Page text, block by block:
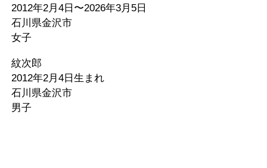
2012年2月4日〜2026年3月5日
石川県金沢市
女子
紋次郎
2012年2月4日生まれ
石川県金沢市
男子